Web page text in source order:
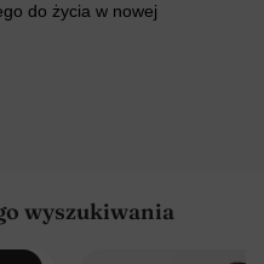
do życia w nowej
wyszukiwania